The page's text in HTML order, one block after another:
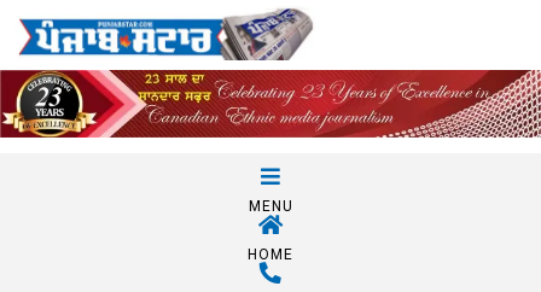
MENU
HOME